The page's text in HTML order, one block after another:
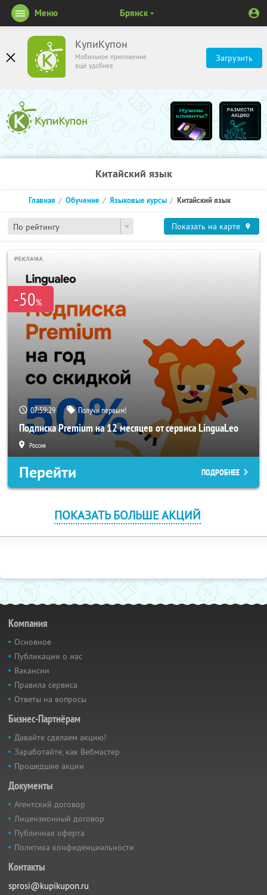
КупиКупон
Мобильное приложение
ещё удобнее
Загрузить
Меню Брянск
Китайский язык
По рейтингу
Главная Обучение Языковые курсы Китайский язык
Показать на карте
-50%
07:59:29 Получи первым!
Подписка Premium на 12 месяцев от сервиса LinguaLeo
Россия
Перейти ПОДРОБНЕЕ
ПОКАЗАТЬ БОЛЬШЕ АКЦИЙ
Компания
Основное
Публикации о нас
Вакансии
Правила сервиса
Ответы на вопросы
Бизнес-Партнёрам
Давайте сделаем акцию!
Заработайте, как Вебмастер
Прошедшие акции
Документы
Агентский договор
Лицензионный договор
Публичная оферта
Политика конфиденциальности
Контакты
sprosi@kupikupon.ru